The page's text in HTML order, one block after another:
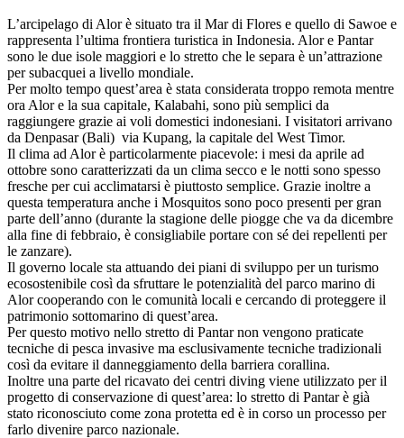
L’arcipelago di Alor è situato tra il Mar di Flores e quello di Sawoe e
rappresenta l’ultima frontiera turistica in Indonesia. Alor e Pantar
sono le due isole maggiori e lo stretto che le separa è un’attrazione
per subacquei a livello mondiale.
Per molto tempo quest’area è stata considerata troppo remota mentre
ora Alor e la sua capitale, Kalabahi, sono più semplici da
raggiungere grazie ai voli domestici indonesiani. I visitatori arrivano
da Denpasar (Bali) via Kupang, la capitale del West Timor.
Il clima ad Alor è particolarmente piacevole: i mesi da aprile ad
ottobre sono caratterizzati da un clima secco e le notti sono spesso
fresche per cui acclimatarsi è piuttosto semplice. Grazie inoltre a
questa temperatura anche i Mosquitos sono poco presenti per gran
parte dell’anno (durante la stagione delle piogge che va da dicembre
alla fine di febbraio, è consigliabile portare con sé dei repellenti per
le zanzare).
Il governo locale sta attuando dei piani di sviluppo per un turismo
ecosostenibile così da sfruttare le potenzialità del parco marino di
Alor cooperando con le comunità locali e cercando di proteggere il
patrimonio sottomarino di quest’area.
Per questo motivo nello stretto di Pantar non vengono praticate
tecniche di pesca invasive ma esclusivamente tecniche tradizionali
così da evitare il danneggiamento della barriera corallina.
Inoltre una parte del ricavato dei centri diving viene utilizzato per il
progetto di conservazione di quest’area: lo stretto di Pantar è già
stato riconosciuto come zona protetta ed è in corso un processo per
farlo divenire parco nazionale.